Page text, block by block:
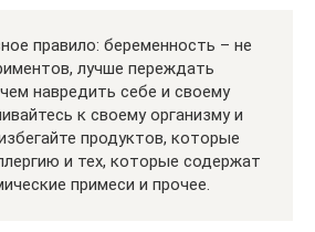
правило: беременность – не
лучше переждать
навредить себе и своему
к своему организму и
продуктов, которые
и тех, которые содержат
примеси и прочее.